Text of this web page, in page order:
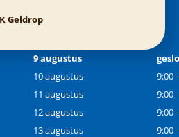
Geldrop
9 augustus
10 augustus
9:00
11 augustus
9:00
12 augustus
9:00
13 augustus
9:00